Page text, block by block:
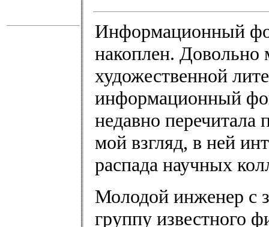
Информационный
накоплен. Довольно
художественной
информационный
недавно
мой взгляд, в ней
распада научных
Молодой инженер с
группу известного